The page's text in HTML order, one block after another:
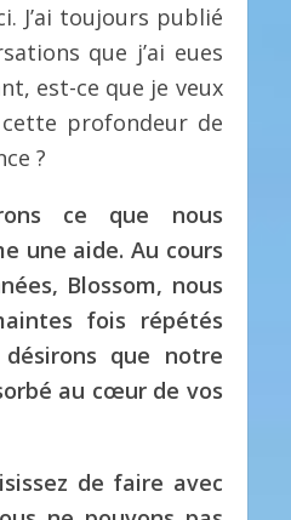
J’ai toujours publié
que j’ai eues
est-ce que je veux
profondeur de
?
ce que nous
une aide. Au cours
Blossom, nous
fois répétés
que notre
au cœur de vos
de faire avec